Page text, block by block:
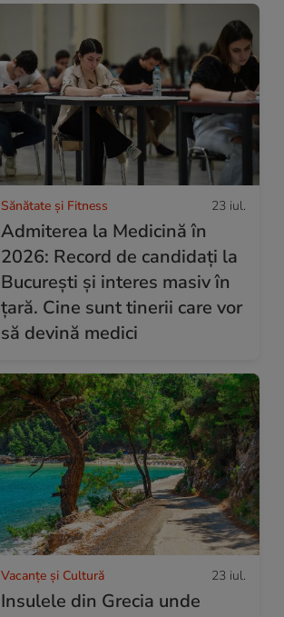
Sănătate și Fitness 23 iul.
Admiterea la Medicină în
2026: Record de candidați la
București și interes masiv în
țară. Cine sunt tinerii care vor
să devină medici
Vacanțe și Cultură 23 iul.
Insulele din Grecia unde